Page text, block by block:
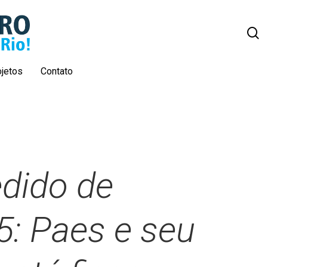
Contato
de
Paes e seu